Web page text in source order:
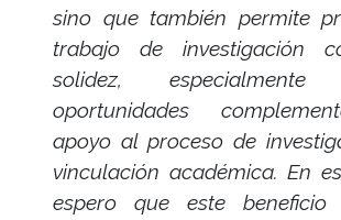
sino que también permite
trabajo de investigación
solidez, especialmente
oportunidades
apoyo al proceso de
vinculación académica. En
espero que este